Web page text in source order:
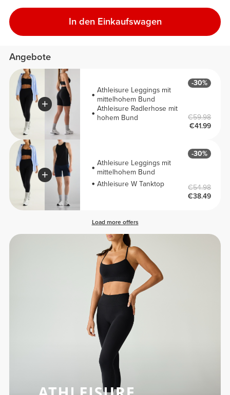
In den Einkaufswagen
Angebote
Athleisure Leggings mit
mittelhohem Bund
Athleisure Radlerhose mit
hohem Bund
-30%
€59.98
€41.99
Athleisure Leggings mit
mittelhohem Bund
Athleisure W Tanktop
-30%
€54.98
€38.49
Load more offers